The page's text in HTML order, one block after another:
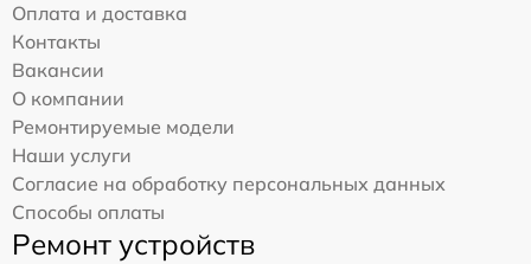
Оплата и доставка
Контакты
Вакансии
О компании
Ремонтируемые модели
Наши услуги
Согласие на обработку персональных данных
Способы оплаты
Ремонт устройств